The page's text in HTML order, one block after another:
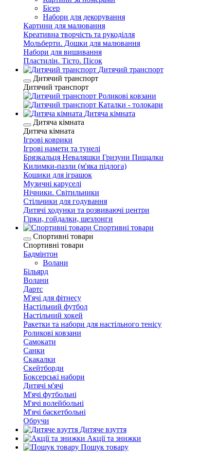
Бісер
Набори для декорування
Картини для малювання
Креативна творчість та рукоділля
Мольберти. Дошки для малювання
Набори для вишивання
Пластилін. Тісто. Пісок
Дитячий транспорт
Дитячий транспорт
Дитячий транспорт
Роликові ковзани
Каталки - толокари
Дитяча кімната
Дитяча кімната
Дитяча кімната
Ігрові коврики
Ігрові намети та тунелі
Брязкальця Неваляшки Гризуни Пищалки
Килимки-пазли (м'яка підлога)
Кошики для іграшок
Музичні каруселі
Нічники. Світильники
Стільчики для годування
Дитячі ходунки та розвиваючі центри
Гірки, гойдалки, шезлонги
Спортивні товари
Спортивні товари
Спортивні товари
Бадмінтон
Волани
Більярд
Волани
Дартс
М'ячі для фітнесу
Настільний футбол
Настільний хокей
Ракетки та набори для настільного тенісу
Роликові ковзани
Самокати
Санки
Скакалки
Скейтборди
Боксерські набори
Дитячі м'ячі
М'ячі футбольні
М'ячі волейбольні
М'ячі баскетбольні
Обручи
Дитяче взуття
Акції та знижки
Пошук товару